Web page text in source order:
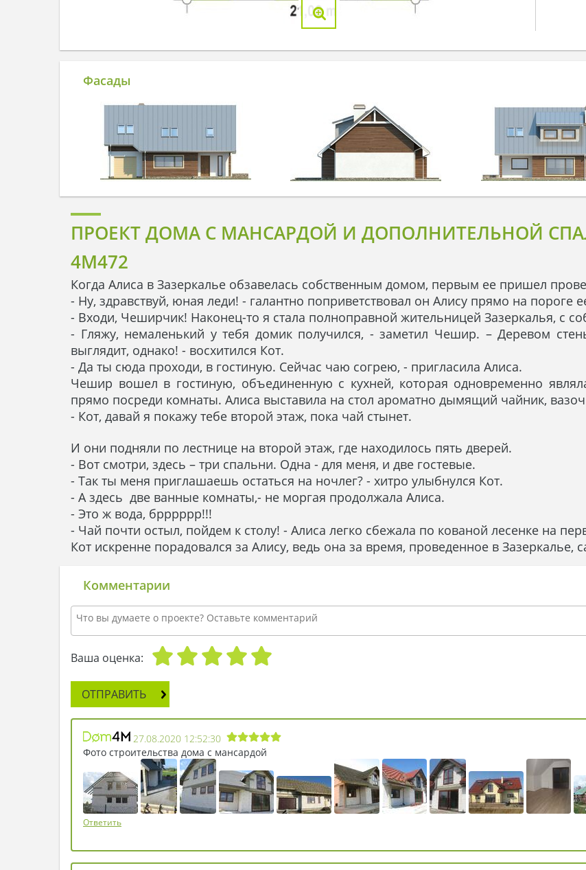
Фасады
ПРОЕКТ ДОМА С МАНСАРДОЙ И ДОПОЛНИТЕЛЬНОЙ
4M472
Когда Алиса в Зазеркалье обзавелась собственным домом, первым ее пришел
- Ну, здравствуй, юная леди! - галантно поприветствовал он Алису прямо на пороге
- Входи, Чеширчик! Наконец-то я стала полноправной жительницей Зазеркалья, с
- Гляжу, немаленький у тебя домик получился, - заметил Чешир. – Деревом
выглядит, однако! - восхитился Кот.
- Да ты сюда проходи, в гостиную. Сейчас чаю согрею, - пригласила Алиса.
Чешир вошел в гостиную, объединенную с кухней, которая одновременно
прямо посреди комнаты. Алиса выставила на стол ароматно дымящий чайник,
- Кот, давай я покажу тебе второй этаж, пока чай стынет.
И они подняли по лестнице на второй этаж, где находилось пять дверей.
- Вот смотри, здесь – три спальни. Одна - для меня, и две гостевые.
- Так ты меня приглашаешь остаться на ночлег? - хитро улыбнулся Кот.
- А здесь две ванные комнаты,- не моргая продолжала Алиса.
- Это ж вода, брррррр!!!
- Чай почти остыл, пойдем к столу! - Алиса легко сбежала по кованой лесенке на
Кот искренне порадовался за Алису, ведь она за время, проведенное в
Комментарии
Ваша оценка:
ОТПРАВИТЬ
27.08.2020 12:52:30
Фото строительства дома с мансардой
Ответить